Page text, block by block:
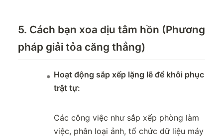
5. Cách bạn xoa dịu tâm hồn (Phương
pháp giải tỏa căng thẳng)
Hoạt động sắp xếp lặng lẽ để khôi phục
trật tự:
Các công việc như sắp xếp phòng làm
việc, phân loại ảnh, tổ chức dữ liệu máy